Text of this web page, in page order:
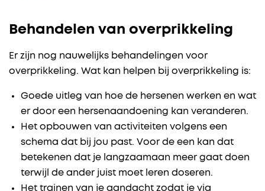
Behandelen van overprikkeling
Er zijn nog nauwelijks behandelingen voor
overprikkeling. Wat kan helpen bij overprikkeling is:
Goede uitleg van hoe de hersenen werken en wat
er door een hersenaandoening kan veranderen.
Het opbouwen van activiteiten volgens een
schema dat bij jou past. Voor de een kan dat
betekenen dat je langzaamaan meer gaat doen
terwijl de ander juist moet leren doseren.
Het trainen van je aandacht zodat je via